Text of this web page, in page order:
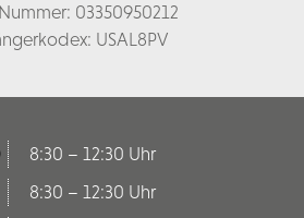
03350950212
USAL8PV
8:30 – 12:30 Uhr
8:30 – 12:30 Uhr